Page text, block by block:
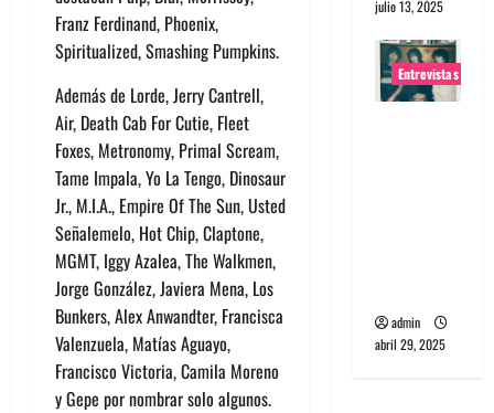
Franz Ferdinand, Phoenix,
Spiritualized, Smashing Pumpkins.
Además de Lorde, Jerry Cantrell,
Air, Death Cab For Cutie, Fleet
Foxes, Metronomy, Primal Scream,
Tame Impala, Yo La Tengo, Dinosaur
Jr., M.I.A., Empire Of The Sun, Usted
Señalemelo, Hot Chip, Claptone,
MGMT, Iggy Azalea, The Walkmen,
Jorge González, Javiera Mena, Los
Bunkers, Alex Anwandter, Francisca
Valenzuela, Matías Aguayo,
Francisco Victoria, Camila Moreno
y Gepe por nombrar solo algunos.
julio 13, 2025
Entrevistas
admin
abril 29, 2025